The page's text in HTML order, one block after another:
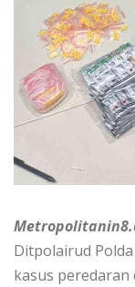
Ditpolairud
kasus